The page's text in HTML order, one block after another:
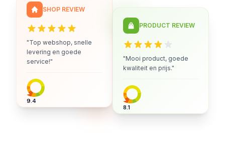
SHOP REVIEW
"Top webshop, snelle
levering en goede
service!"
9.4
PRODUCT REVIEW
"Mooi product, goede
kwaliteit en prijs."
8.1